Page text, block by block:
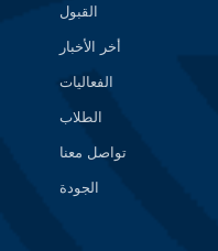
القبول
أخر الأخبار
الفعاليات
الطلاب
تواصل معنا
الجودة